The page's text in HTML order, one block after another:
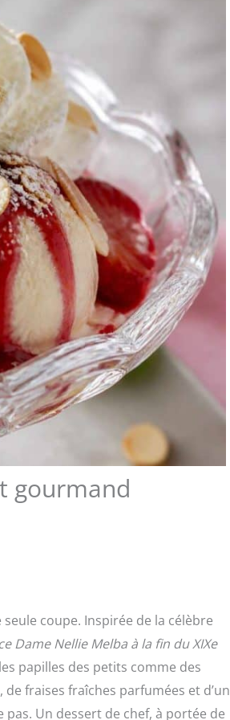
gourmand
coupe. Inspirée de la célèbre
Dame Nellie Melba à la fin du XIXe
papilles des petits comme des
fraises fraîches parfumées et d’un
pas. Un dessert de chef, à portée de